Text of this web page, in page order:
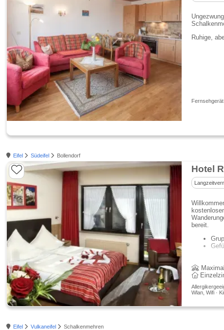
Ruhige,
Eifel Südeifel Bollendorf
bereit.
Wlan, Wifi ·
Eifel Vulkaneifel Schalkenmehren